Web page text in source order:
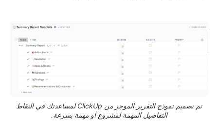
تم تصميم نموذج التقرير الموجز من ClickUp لمساعدتك في التقاط
التفاصيل المهمة لمشروع أو مهمة بسرعة.